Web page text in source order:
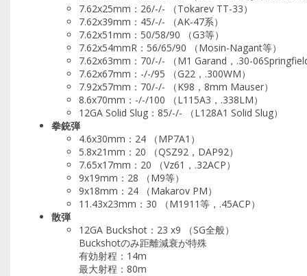
7.62x25mm：26/-/- （Tokarev TT-33）
7.62x39mm：45/-/- （AK-47系）
7.62x51mm：50/58/90 （G3等）
7.62x54mmR：56/65/90 （Mosin-Nagant等）
7.62x63mm：70/-/- （M1 Garand，.30-
7.62x67mm：-/-/95 （G22，.300WM）
7.92x57mm：70/-/- （K98，8mm Mauser）
8.6x70mm：-/-/100 （L115A3，.338LM）
12GA Solid Slug：85/-/- （L128A1 Solid Slug）
拳銃弾
4.6x30mm：24 （MP7A1）
5.8x21mm：20 （QSZ92，DAP92）
7.65x17mm：20 （Vz61，.32ACP）
9x19mm：28 （M9等）
9x18mm：24 （Makarov PM）
11.43x23mm：30 （M1911等，.45ACP）
散弾
12GA Buckshot：23 x9 （SG全般）
Buckshotのみ距離減衰が特殊
有効射程：14m
最大射程：80m